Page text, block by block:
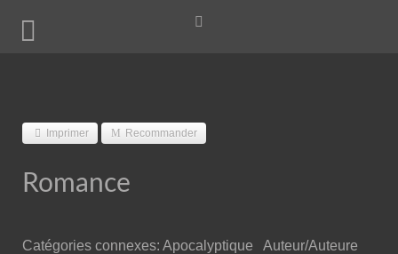
Imprimer Recommander
Romance
Catégories connexes: Apocalyptique
Auteur/Auteure